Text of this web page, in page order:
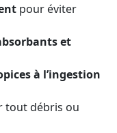
pour éviter
et
à l’ingestion
tout débris ou